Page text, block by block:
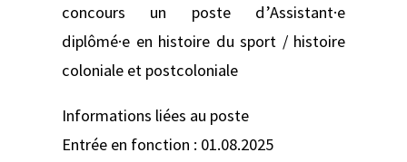
concours un poste d’Assistant·e
diplômé·e en histoire du sport / histoire
coloniale et postcoloniale
Informations liées au poste
Entrée en fonction : 01.08.2025